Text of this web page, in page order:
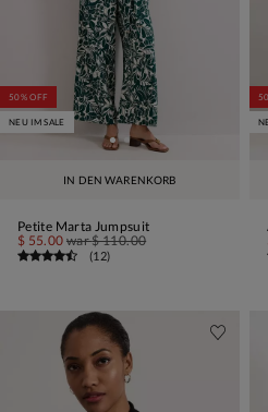
IN DEN WARENKORB
50% OFF
NEU IM SALE
Petite Marta Jumpsuit
$ 55.00 war$ 110.00
(12)